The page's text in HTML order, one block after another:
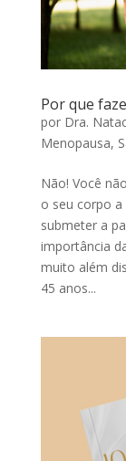
Por que
por Dra.
Menopausa,
Não! Você
o seu corpo
submeter a
importância
muito além
45 anos...